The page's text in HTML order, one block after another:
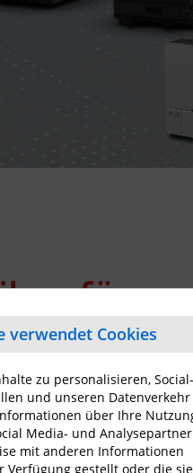
für
"B-EX4T1" für den
verwendet Cookies
zu personalisieren, Social-
und unseren Datenverkehr
über Ihre
Media- und Analysepartner
mit anderen Informationen
Verfügung gestellt oder die